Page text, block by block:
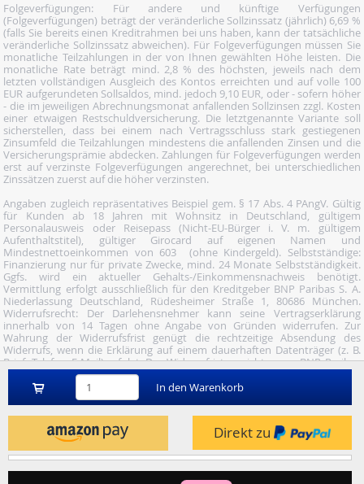
In den Warenkorb
Direkt zu
Folgeverfügungen: Für andere und künftige Verfügungen
(Folgeverfügungen) beträgt der veränderliche Sollzinssatz (jährlich) 6,69 %
(falls Sie bereits einen Kreditrahmen bei uns haben, kann der tatsächliche
veränderliche Sollzinssatz abweichen). Für Folgeverfügungen müssen Sie
monatliche Teilzahlungen in der von Ihnen gewählten Höhe leisten. Die
monatliche Rate beträgt mind. 2,8 % des höchsten, jeweils nach dem
letzten vollständigen Ausgleich des Kontos erreichten und auf volle 100
EUR aufgerundeten Sollsaldos, mind. jedoch 9,10 EUR, oder - sofern höher
- die im jeweiligen Abrechnungsmonat anfallenden Sollzinsen zzgl. Kosten
einer etwaigen Restschuldversicherung. Die letztgenannte Variante soll
sicherstellen, dass bei einem nach Vertragsschluss stark gestiegenen
Zinsumfeld die Teilzahlungen mindestens die anfallenden Zinsen und die
Versicherungsprämie abdecken. Zahlungen für Folgeverfügungen werden
erst auf verzinste Folgeverfügungen angerechnet, bei unterschiedlichen
Zinssätzen zuerst auf die höher verzinsten.
Angaben zugleich repräsentatives Beispiel gem. § 17 Abs. 4 PAngV. Gültig
für Kunden ab 18 Jahren mit Wohnsitz in Deutschland, gültigem
Personalausweis oder Reisepass (Nicht-EU-Bürger i. V. m. gültigem
Aufenthaltstitel), gültiger Girocard auf eigenen Namen und
Mindestnettoeinkommen von 603  (ohne Kindergeld). Selbstständige:
Finanzierung nur für private Zwecke, mind. 24 Monate Selbstständigkeit.
Ggfs. wird ein aktueller Gehalts-/Einkommensnachweis benötigt.
Vermittlung erfolgt ausschließlich für den Kreditgeber BNP Paribas S. A.
Niederlassung Deutschland, Rüdesheimer Straße 1, 80686 München.
Widerrufsrecht: Der Darlehensnehmer kann seine Vertragserklärung
innerhalb von 14 Tagen ohne Angabe von Gründen widerrufen. Zur
Wahrung der Widerrufsfrist genügt die rechtzeitige Absendung des
Widerrufs, wenn die Erklärung auf einem dauerhaften Datenträger (z. B.
Brief, Telefax, E-Mail) erfolgt. Der Widerruf ist zu richten an: BNP Paribas
S.A. Niederlassung Deutschland, Wuhanstraße 5, 47051 Duisburg (Fax: 02
03/34 69 54-09; Tel.: 02 03/34 69 54-02; E- Mail:
widerruf@consorsfinanz.de).
Nutze unser Midnight-Shopping und bestelle versandkostenfrei.
Genauere Infos findest du
© 2026 by heise mindfactory gmbh